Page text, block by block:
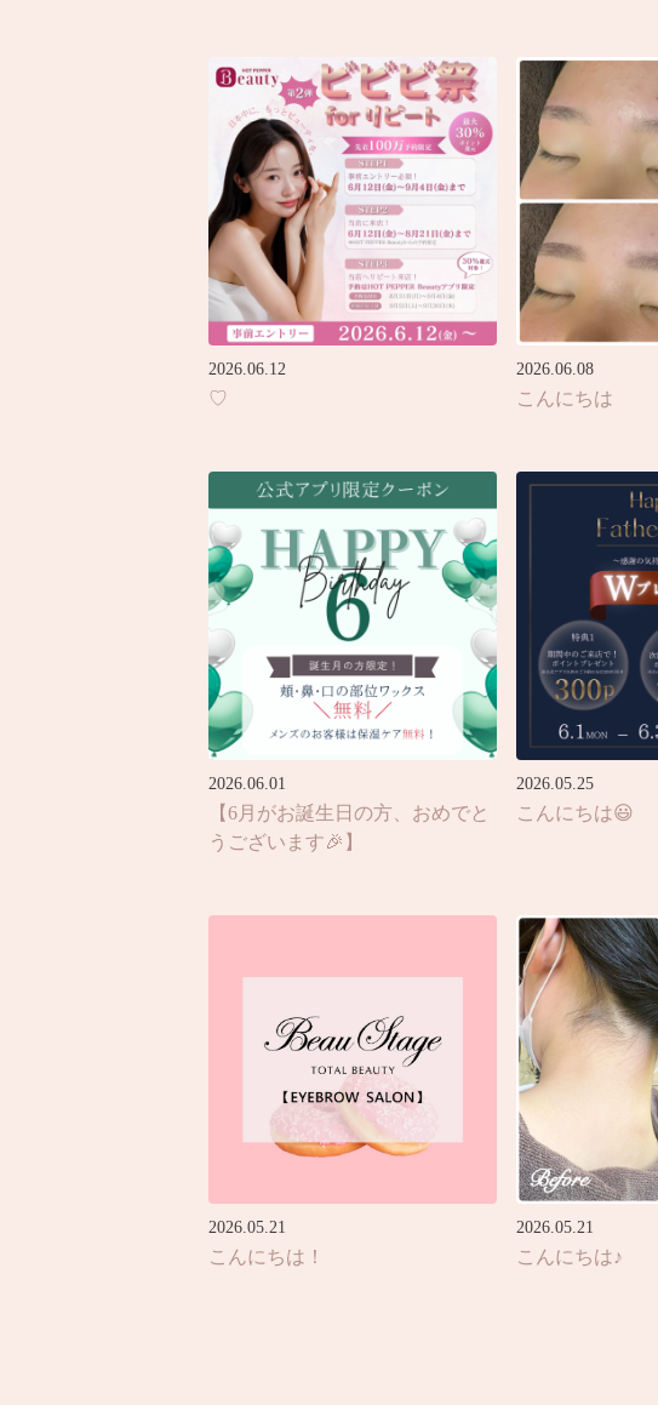
2026.06.12
♡
2026.06.08
こんにちは
2026.06.01
【6月がお誕生日の方、おめでと
うございます🎉】
2026.05.25
こんにちは😃
2026.05.21
こんにちは！
2026.05.21
こんにちは♪